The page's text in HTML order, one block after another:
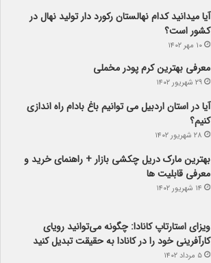
آیا می­دانید کدام نهالستان رکورد دار تولید نهال­ در
کشور است؟
۱۰ مهر ۱۴۰۲
معرفی بهترین کرم پودر مخملی
۲۹ شهریور ۱۴۰۲
آیا در استان اردبیل می توانیم باغ بادام راه اندازی
کنیم؟
۲۸ شهریور ۱۴۰۲
بهترین مارک دریل چکشی بازار + راهنمای خرید و
معرفی قابلیت ها
۱۴ شهریور ۱۴۰۲
ویزای استارتاپ کانادا: چگونه می‌توانید رویای
کارآفرینی خود را در کانادا به حقیقت تبدیل کنید
۵ مرداد ۱۴۰۲